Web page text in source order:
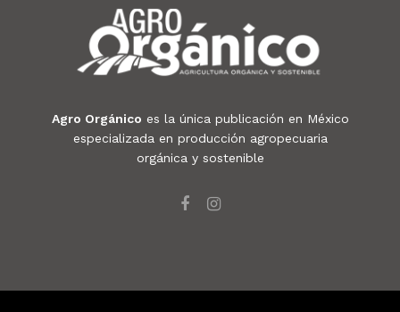
Agro Orgánico es la única publicación en México
especializada en producción agropecuaria
orgánica y sostenible